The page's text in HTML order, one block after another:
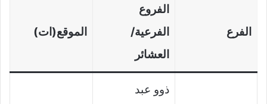
الفرع
الفروع
الفرعية/
العشائر
الموقع(ات)
ذوو عبد